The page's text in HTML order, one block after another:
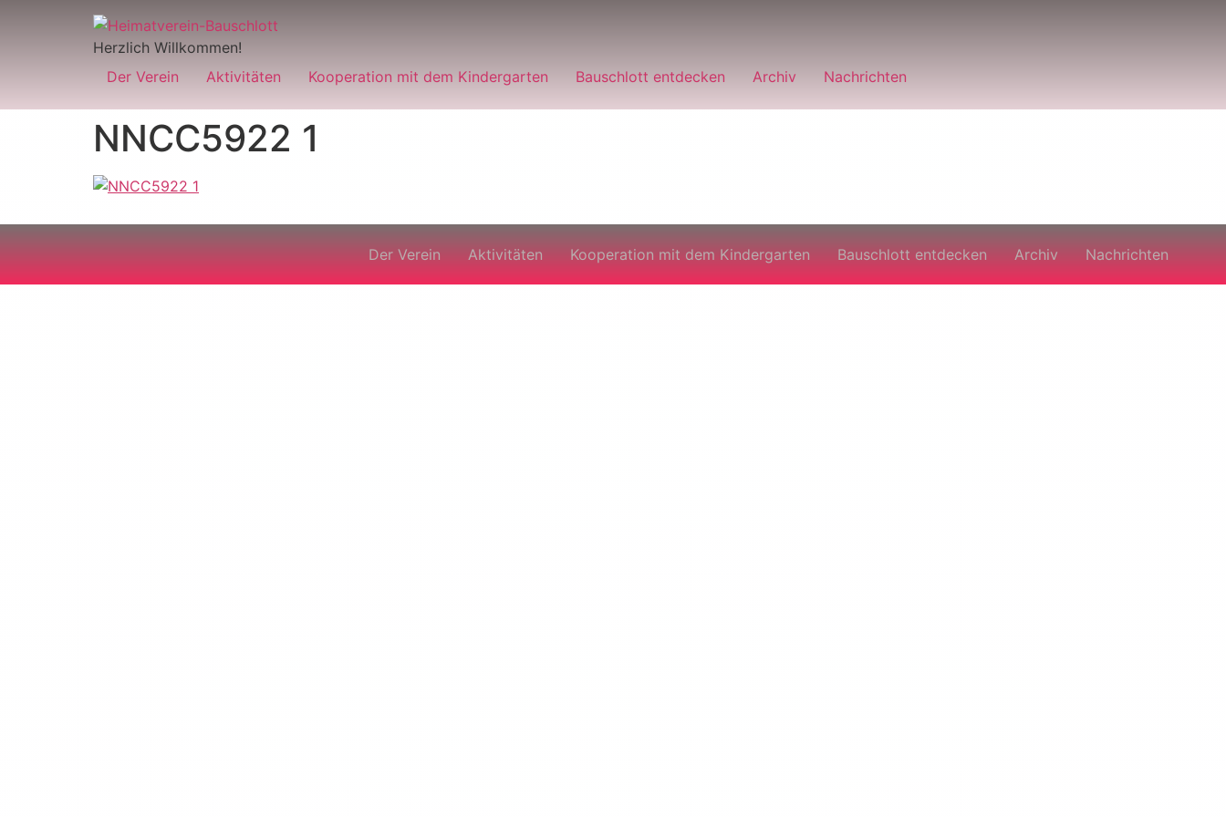
Herzlich Willkommen!
Der Verein
Aktivitäten Kooperation mit dem Kindergarten Bauschlott entdecken Archiv Nachrichten
NNCC5922 1
Der Verein Aktivitäten Kooperation mit dem Kindergarten Bauschlott entdecken Archiv Nachrichten